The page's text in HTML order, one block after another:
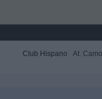
Club Hispano At.